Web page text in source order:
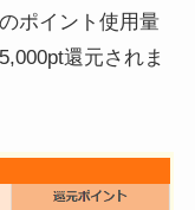
ポイント使用量
還元されま